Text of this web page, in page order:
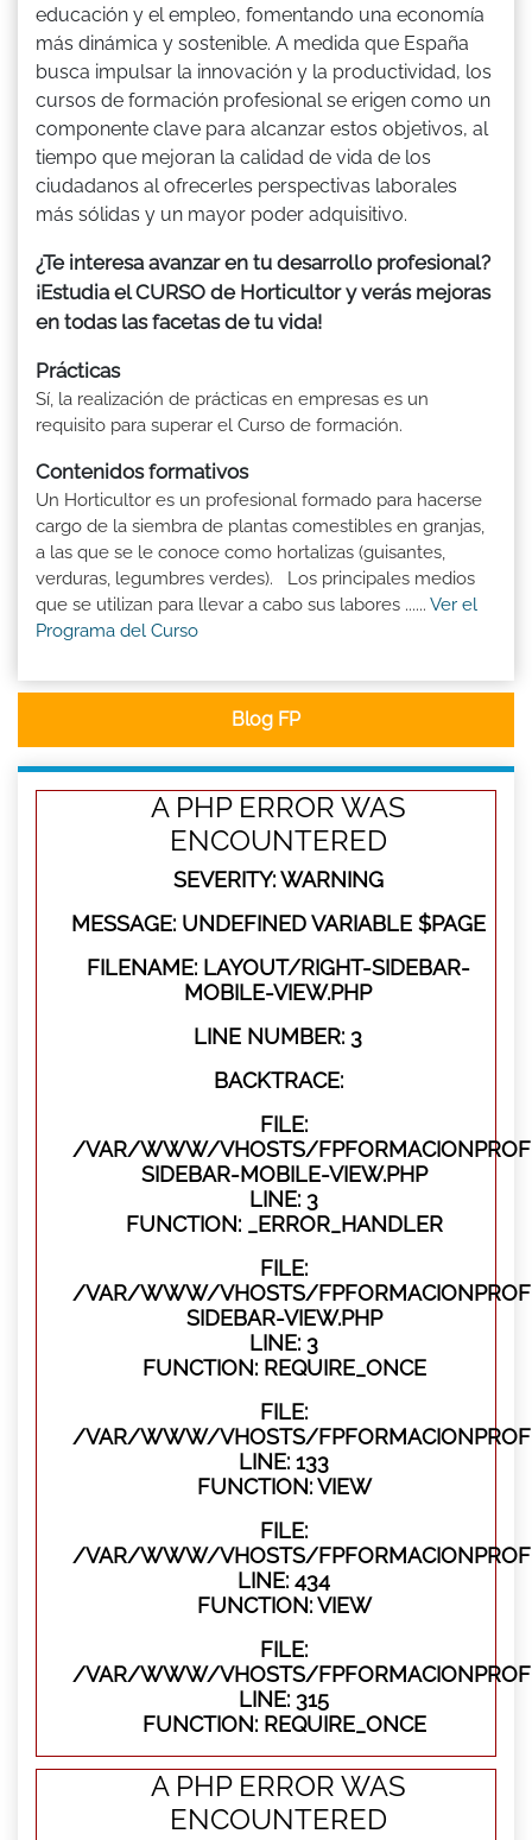
educación y el empleo, fomentando una economía
más dinámica y sostenible. A medida que España
busca impulsar la innovación y la productividad, los
cursos de formación profesional se erigen como un
componente clave para alcanzar estos objetivos, al
tiempo que mejoran la calidad de vida de los
ciudadanos al ofrecerles perspectivas laborales
más sólidas y un mayor poder adquisitivo.
¿Te interesa avanzar en tu desarrollo profesional?
¡Estudia el CURSO de Horticultor y verás mejoras
en todas las facetas de tu vida!
Prácticas
Sí, la realización de prácticas en empresas es un
requisito para superar el Curso de formación.
Contenidos formativos
Un Horticultor es un profesional formado para hacerse
cargo de la siembra de plantas comestibles en granjas,
a las que se le conoce como hortalizas (guisantes,
verduras, legumbres verdes). Los principales medios
que se utilizan para llevar a cabo sus labores ...... Ver el
Programa del Curso
Blog FP
A PHP ERROR WAS
ENCOUNTERED
SEVERITY: WARNING
MESSAGE: UNDEFINED VARIABLE $PAGE
FILENAME: LAYOUT/RIGHT-SIDEBAR-
MOBILE-VIEW.PHP
LINE NUMBER: 3
BACKTRACE:
FILE:
/VAR/WWW/VHOSTS/
SIDEBAR-MOBILE-VIEW.PHP
LINE: 3
FUNCTION: _ERROR_HANDLER
FILE:
/VAR/WWW/VHOSTS/
SIDEBAR-VIEW.PHP
LINE: 3
FUNCTION: REQUIRE_ONCE
FILE:
/VAR/WWW/VHOSTS/
LINE: 133
FUNCTION: VIEW
FILE:
/VAR/WWW/VHOSTS/
LINE: 434
FUNCTION: VIEW
FILE:
/VAR/WWW/VHOSTS/
LINE: 315
FUNCTION: REQUIRE_ONCE
A PHP ERROR WAS
ENCOUNTERED